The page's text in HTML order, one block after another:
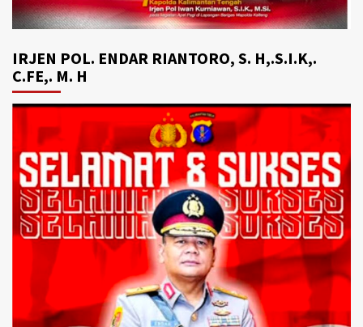
IRJEN POL. ENDAR RIANTORO, S. H,.S.I.K,.
C.FE,. M. H